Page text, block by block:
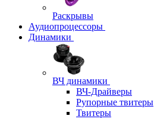
Раскрывы
Аудиопроцессоры
Динамики
ВЧ динамики
ВЧ-Драйверы
Рупорные твитеры
Твитеры